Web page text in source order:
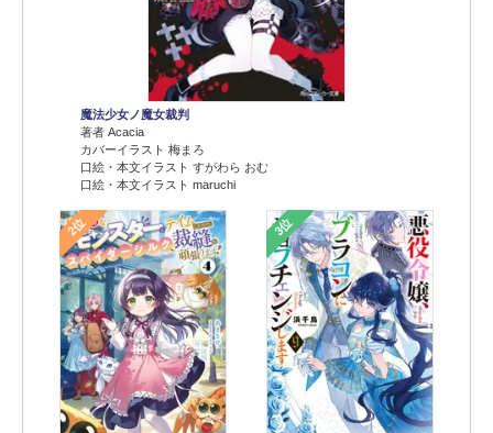
魔法少女ノ魔女裁判
著者 Acacia
カバーイラスト 梅まろ
口絵・本文イラスト すがわら おむ
口絵・本文イラスト maruchi
2位 3位